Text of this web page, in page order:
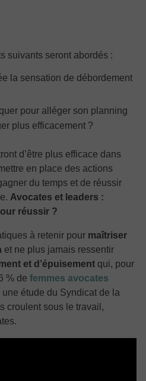
suivants seront abordés :
la sensation de débordement
pour alléger son planning
plus efficacement ?
d’être plus efficace dans
en place des actions
du temps et de réussir
Avocates et leaders :
réussir ?
à retenir pour maîtriser
et ne plus jamais ressentir
et d’épuisement qui, pour
% de femmes avocates
étude du Syndicat de la
croulent sous le travail,